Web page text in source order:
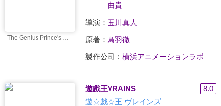
由貴
導演： 玉川真人
原著： 鳥羽徹
製作公司： 横浜アニメーションラボ
遊戲王VRAINS
8.0
遊☆戯☆王 ヴレインズ